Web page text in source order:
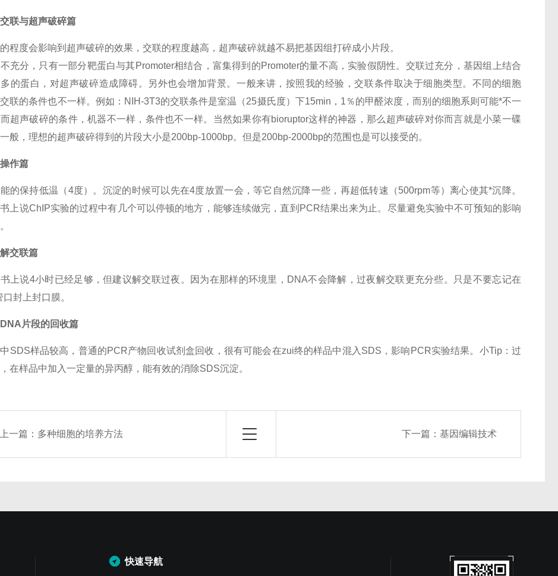
联与超声破碎篇
程度会影响到超声破碎的效果，交联的程度越高，超声破碎就越不易把基因组打碎成小片段。
充分，只有一部分靶蛋白与其Promoter相结合，富集得到的Promoter的量不高，实验假阴性。交联过充分，基因组上结合
的蛋白，对超声破碎造成障碍。另外也会增加背景。一般来讲，按照我的经验，交联条件取决于细胞类型。不同的细胞
联的条件也不一样。例如：NIH-3T3的交联条件是室温（25摄氏度）下15min，1％的甲醛浓度，而别的细胞系则可能*不一
超声破碎的条件，机器不一样，条件也不一样。当然如果你有bioruptor这样的神器，那么超声破碎对你而言就是小菜一碟
般，理想的超声破碎得到的片段大小是200bp-1000bp。但是200bp-2000bp的范围也是可以接受的。
作篇
的保持低温（4度）。沉淀的时候可以先在4度放置一会，等它自然沉降一些，再超低转速（500rpm等）离心使其*沉降。
上说ChIP实验的过程中有几个可以停顿的地方，能够连续做完，直到PCR结果出来为止。尽量避免实验中不可预知的影响
交联篇
上说4小时已经足够，但建议解交联过夜。因为在那样的环境里，DNA不会降解，过夜解交联更充分些。只是不要忘记在
口封上封口膜。
片段的回收篇
SDS样品较高，普通的PCR产物回收试剂盒回收，很有可能会在zui终的样品中混入SDS，影响PCR实验结果。小Tip：过
在样品中加入一定量的异丙醇，能有效的消除SDS沉淀。
上一篇： 多种细胞的培养方法 下一篇： 基因编辑技术
快速导航